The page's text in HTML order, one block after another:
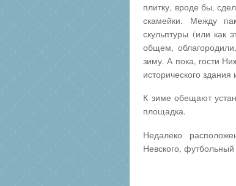
плитку, вроде бы,
скамейки. Между
скульптуры (или как
общем,
зиму. А пока, гости
исторического
К зиме обещают
площадка.
Недалеко
Невского,